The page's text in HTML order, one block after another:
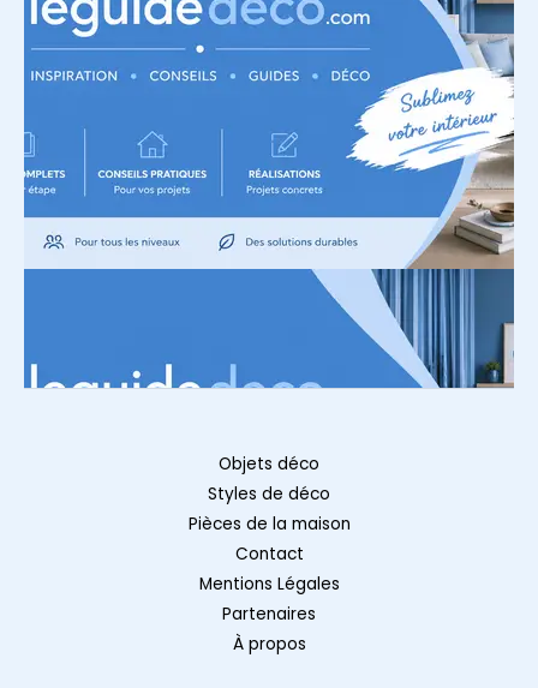
Objets déco
Styles de déco
Pièces de la maison
Contact
Mentions Légales
Partenaires
À propos